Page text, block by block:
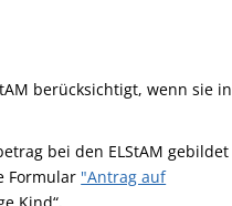
berücksichtigt, wenn sie in
bei den ELStAM gebildet
Formular "Antrag auf